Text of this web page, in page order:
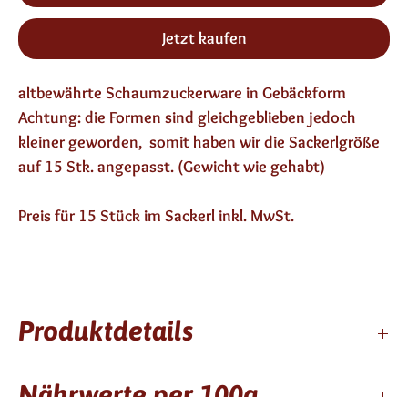
Jetzt kaufen
altbewährte Schaumzuckerware in Gebäckform
Achtung: die Formen sind gleichgeblieben jedoch
kleiner geworden, somit haben wir die Sackerlgröße
auf 15 Stk. angepasst. (Gewicht wie gehabt)
Preis für 15 Stück im Sackerl inkl. MwSt.
Produktdetails